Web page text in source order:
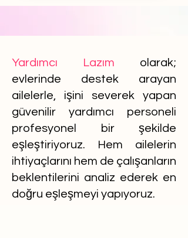
Yardımcı Lazım olarak;
evlerinde destek arayan
ailelerle, işini severek yapan
güvenilir yardımcı personeli
profesyonel bir şekilde
eşleştiriyoruz. Hem ailelerin
ihtiyaçlarını hem de çalışanların
beklentilerini analiz ederek en
doğru eşleşmeyi yapıyoruz.